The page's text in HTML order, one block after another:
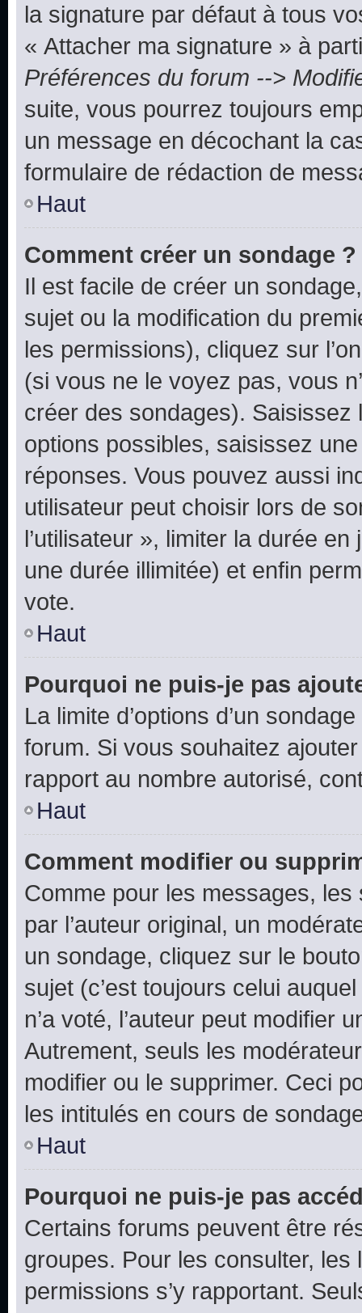
la signature par défaut à tous
« Attacher ma signature » à
Préférences du forum -->
suite, vous pourrez toujours
un message en décochant la
formulaire de rédaction de
Haut
Comment créer un sondage ?
Il est facile de créer un
sujet ou la modification du
les permissions), cliquez sur
(si vous ne le voyez pas, vous
créer des sondages).
options possibles, saisissez
réponses. Vous pouvez aussi
utilisateur peut choisir lors de
l’utilisateur », limiter la durée
une durée illimitée) et enfin
vote.
Haut
Pourquoi ne puis-je pas
La limite d’options d’un
forum. Si vous souhaitez
rapport au nombre autorisé,
Haut
Comment modifier ou
Comme pour les messages,
par l’auteur original, un
un sondage, cliquez sur le
sujet (c’est toujours celui
n’a voté, l’auteur peut modifier
Autrement, seuls les
modifier ou le supprimer. Ceci
les intitulés en cours de
Haut
Pourquoi ne puis-je pas
Certains forums peuvent être
groupes. Pour les consulter,
permissions s’y rapportant.